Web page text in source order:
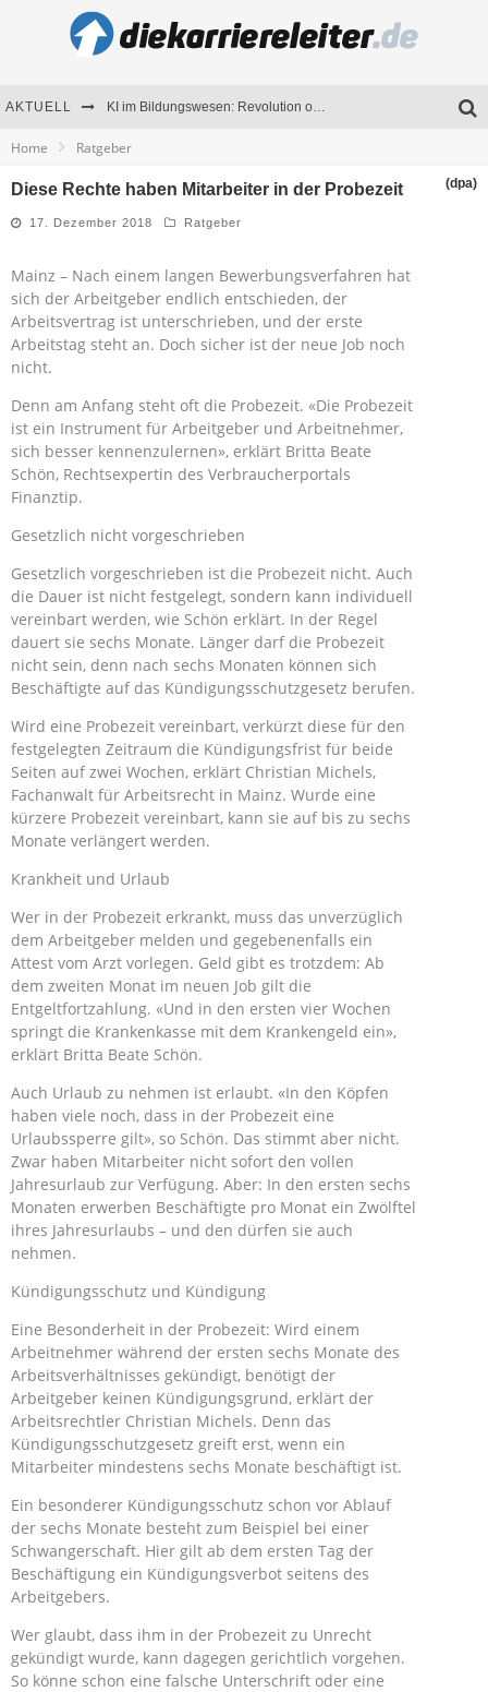
AKTUELL KI im Bildungswesen: Revolution oder Risiko für Schulen und Universitäten?
Seminare als Motivationsmotor – Wie Weiterbildung Mitarbeiter nachhaltig begeistert
Home Ratgeber
Diese Rechte haben Mitarbeiter in der Probezeit (dpa)
17. Dezember 2018 Ratgeber
Mainz – Nach einem langen Bewerbungsverfahren hat
sich der Arbeitgeber endlich entschieden, der
Arbeitsvertrag ist unterschrieben, und der erste
Arbeitstag steht an. Doch sicher ist der neue Job noch
nicht.
Denn am Anfang steht oft die Probezeit. «Die Probezeit
ist ein Instrument für Arbeitgeber und Arbeitnehmer,
sich besser kennenzulernen», erklärt Britta Beate
Schön, Rechtsexpertin des Verbraucherportals
Finanztip.
Gesetzlich nicht vorgeschrieben
Gesetzlich vorgeschrieben ist die Probezeit nicht. Auch
die Dauer ist nicht festgelegt, sondern kann individuell
vereinbart werden, wie Schön erklärt. In der Regel
dauert sie sechs Monate. Länger darf die Probezeit
nicht sein, denn nach sechs Monaten können sich
Beschäftigte auf das Kündigungsschutzgesetz berufen.
Wird eine Probezeit vereinbart, verkürzt diese für den
festgelegten Zeitraum die Kündigungsfrist für beide
Seiten auf zwei Wochen, erklärt Christian Michels,
Fachanwalt für Arbeitsrecht in Mainz. Wurde eine
kürzere Probezeit vereinbart, kann sie auf bis zu sechs
Monate verlängert werden.
Krankheit und Urlaub
Wer in der Probezeit erkrankt, muss das unverzüglich
dem Arbeitgeber melden und gegebenenfalls ein
Attest vom Arzt vorlegen. Geld gibt es trotzdem: Ab
dem zweiten Monat im neuen Job gilt die
Entgeltfortzahlung. «Und in den ersten vier Wochen
springt die Krankenkasse mit dem Krankengeld ein»,
erklärt Britta Beate Schön.
Auch Urlaub zu nehmen ist erlaubt. «In den Köpfen
haben viele noch, dass in der Probezeit eine
Urlaubssperre gilt», so Schön. Das stimmt aber nicht.
Zwar haben Mitarbeiter nicht sofort den vollen
Jahresurlaub zur Verfügung. Aber: In den ersten sechs
Monaten erwerben Beschäftigte pro Monat ein Zwölftel
ihres Jahresurlaubs – und den dürfen sie auch
nehmen.
Kündigungsschutz und Kündigung
Eine Besonderheit in der Probezeit: Wird einem
Arbeitnehmer während der ersten sechs Monate des
Arbeitsverhältnisses gekündigt, benötigt der
Arbeitgeber keinen Kündigungsgrund, erklärt der
Arbeitsrechtler Christian Michels. Denn das
Kündigungsschutzgesetz greift erst, wenn ein
Mitarbeiter mindestens sechs Monate beschäftigt ist.
Ein besonderer Kündigungsschutz schon vor Ablauf
der sechs Monate besteht zum Beispiel bei einer
Schwangerschaft. Hier gilt ab dem ersten Tag der
Beschäftigung ein Kündigungsverbot seitens des
Arbeitgebers.
Wer glaubt, dass ihm in der Probezeit zu Unrecht
gekündigt wurde, kann dagegen gerichtlich vorgehen.
So könne schon eine falsche Unterschrift oder eine